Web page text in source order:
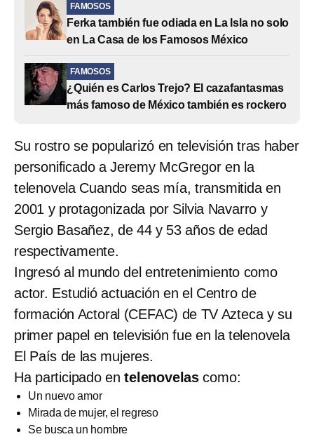
FAMOSOS
Ferka también fue odiada en La Isla no solo
en La Casa de los Famosos México
FAMOSOS
¿Quién es Carlos Trejo? El cazafantasmas
más famoso de México también es rockero
Su rostro se popularizó en televisión tras haber
personificado a Jeremy McGregor en la
telenovela Cuando seas mía, transmitida en
2001 y protagonizada por Silvia Navarro y
Sergio Basañez, de 44 y 53 años de edad
respectivamente.
Ingresó al mundo del entretenimiento como
actor. Estudió actuación en el Centro de
formación Actoral (CEFAC) de TV Azteca y su
primer papel en televisión fue en la telenovela
El País de las mujeres.
Ha participado entelenovelas como:
Un nuevo amor
Mirada de mujer, el regreso
Se busca un hombre